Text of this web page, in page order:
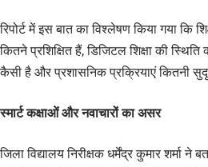
रिपोर्ट में इस बात का विश्लेषण किया गया कि
कितने प्रशिक्षित हैं, डिजिटल शिक्षा की स्थिति
कैसी है और प्रशासनिक प्रक्रियाएं कितनी
स्मार्ट कक्षाओं और नवाचारों का असर
जिला विद्यालय निरीक्षक धर्मेंद्र कुमार शर्मा ने